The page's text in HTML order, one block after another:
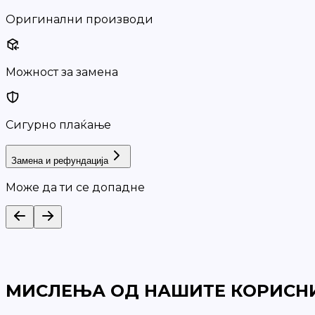
Оригинални производи
Можност за замена
Сигурно плаќање
Замена и рефундација
Може да ти се допадне
МИСЛЕЊА ОД НАШИТЕ